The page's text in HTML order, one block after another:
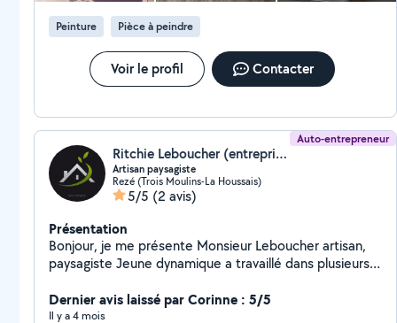
Peinture Pièce à peindre
Voir le profil Contacter
Auto-entrepreneur
Ritchie Leboucher (entreprise RL)
Artisan paysagiste
Rezé (Trois Moulins-La Houssais)
5/5 (2 avis)
Présentation
Bonjour, je me présente Monsieur Leboucher artisan,
paysagiste Jeune dynamique a travaillé dans plusieurs
propose mes services Service paysagiste Étêtage,
abattage, élagage Création de haie et de pelouse
Dernier avis laissé par Corinne : 5/5
Il y a 4 mois